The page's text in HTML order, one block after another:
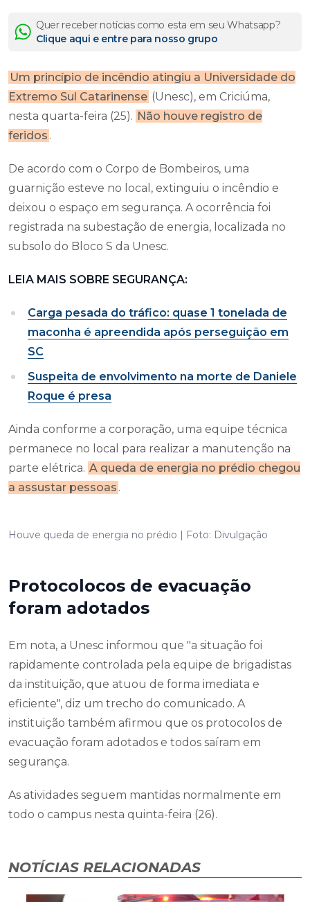
Quer receber notícias como esta em seu Whatsapp?
Clique aqui e entre para nosso grupo
Um princípio de incêndio atingiu a Universidade do
Extremo Sul Catarinense (Unesc), em Criciúma,
nesta quarta-feira (25). Não houve registro de
feridos .
De acordo com o Corpo de Bombeiros, uma
guarnição esteve no local, extinguiu o incêndio e
deixou o espaço em segurança. A ocorrência foi
registrada na subestação de energia, localizada no
subsolo do Bloco S da Unesc.
LEIA MAIS SOBRE SEGURANÇA:
Carga pesada do tráfico: quase 1 tonelada de
maconha é apreendida após perseguição em
SC
Suspeita de envolvimento na morte de Daniele
Roque é presa
Ainda conforme a corporação, uma equipe técnica
permanece no local para realizar a manutenção na
parte elétrica. A queda de energia no prédio chegou
a assustar pessoas .
Houve queda de energia no prédio | Foto: Divulgação
Protocolocos de evacuação
foram adotados
Em nota, a Unesc informou que "a situação foi
rapidamente controlada pela equipe de brigadistas
da instituição, que atuou de forma imediata e
eficiente", diz um trecho do comunicado. A
instituição também afirmou que os protocolos de
evacuação foram adotados e todos saíram em
segurança.
As atividades seguem mantidas normalmente em
todo o campus nesta quinta-feira (26).
NOTÍCIAS RELACIONADAS